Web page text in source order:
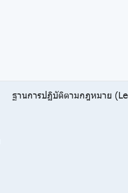
ฐานการปฏิบัติตามกฎหมาย